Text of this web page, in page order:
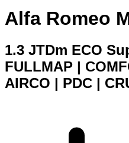
Alfa Romeo
1.3 JTDm ECO
FULLMAP |
AIRCO | PDC |